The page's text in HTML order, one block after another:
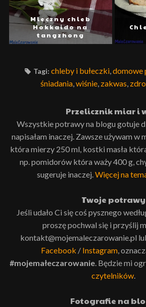
Mleczny chleb
Hokkaido na
tangzhong
Tagi: chleby i bułeczki domowe
śniadania, wiśnie, zakwas
Przelicznik miar i
Wszystkie potrawy na blogu gotuje
napisałam inaczej. Zawsze używam w
która mierzy 250 ml, kostki masła
np. pomidorów która waży 400 g,
sugeruje inaczej. Więcej na
Twoje potrawy
Jeśli udało Ci się coś pysznego
proszę pochwal się i przyślij
kontakt@mojemaleczarowanie.pl
Facebook / Instagram ,
#mojemałeczarowanie. Będzie mi
czytelników.
Fotografie na